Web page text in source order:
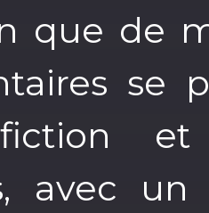
que de
se
et
avec